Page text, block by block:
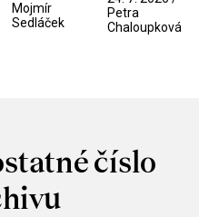
/ Odyssea
Mojmír
Sedláček
manosféry
Petra
Chaloupková
číslo